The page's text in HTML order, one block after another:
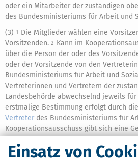
Einsatz von
oder ein Mitarbeiter der zuständigen
des Bundesministeriums für Arbeit und
(3) 1 Die Mitglieder wählen eine
Vorsitzenden. 2 Kann im
über die Person der oder des
oder der Vorsitzende von den
Bundesministeriums für Arbeit und
Vertreterinnen und Vertretern der
Landesbehörde abwechselnd jeweils
erstmalige Bestimmung erfolgt durch
Vertreter des Bundesministeriums für
Kooperationsausschuss gibt sich eine